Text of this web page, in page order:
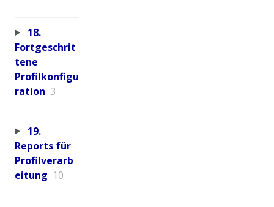
18.
Fortgeschrit
tene
Profilkonfigu
ration 3
19.
Reports für
Profilverarb
eitung 10